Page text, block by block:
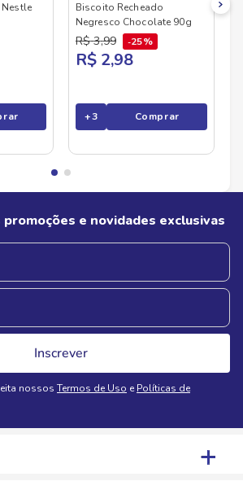
Biscoito Recheado
Negresco Chocolate 90g
R$ 3,99 25%
R$ 2,98
+3 Comprar
promoções e novidades exclusivas
Inscrever
nossos Termos de Uso e Políticas de